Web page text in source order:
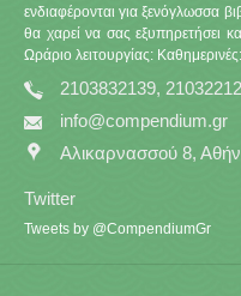
ενδιαφέρονται για ξενόγλωσσα
θα χαρεί να σας εξυπηρετήσει
Ωράριο λειτουργίας:
2103832139,
info@compendium.gr
Αλικαρνασσού 8,
Twitter
Tweets by @CompendiumGr